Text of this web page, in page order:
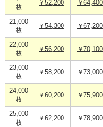
枚
￥52,200 ￥64,400
21,000
枚
￥54,300 ￥67,200
22,000
枚
￥56,200 ￥70,100
23,000
枚
￥58,200 ￥73,000
24,000
枚
￥60,200 ￥75,900
25,000
枚
￥62,200 ￥78,900